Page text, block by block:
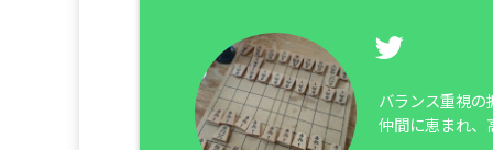
バランス重視の
仲間に恵まれ、